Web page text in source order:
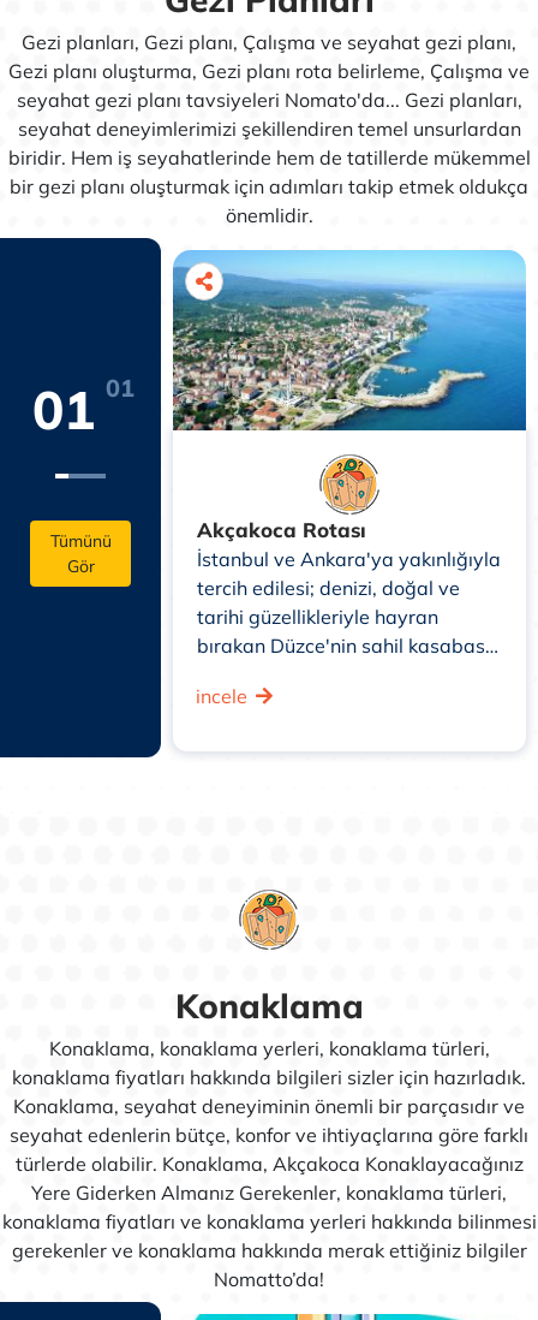
Gezi planları, Gezi planı, Çalışma ve seyahat gezi planı,
Gezi planı oluşturma, Gezi planı rota belirleme, Çalışma ve
seyahat gezi planı tavsiyeleri Nomato'da... Gezi planları,
seyahat deneyimlerimizi şekillendiren temel unsurlardan
biridir. Hem iş seyahatlerinde hem de tatillerde mükemmel
bir gezi planı oluşturmak için adımları takip etmek oldukça
önemlidir.
01 01
Tümünü
Gör
Akçakoca Rotası
İstanbul ve Ankara'ya yakınlığıyla
tercih edilesi; denizi, doğal ve
tarihi güzellikleriyle hayran
bırakan Düzce'nin sahil kasabası
mutlaka ayırmalısınız.
incele
Konaklama
Konaklama, konaklama yerleri, konaklama türleri,
konaklama fiyatları hakkında bilgileri sizler için hazırladık.
Konaklama, seyahat deneyiminin önemli bir parçasıdır ve
seyahat edenlerin bütçe, konfor ve ihtiyaçlarına göre farklı
türlerde olabilir. Konaklama, Akçakoca Konaklayacağınız
Yere Giderken Almanız Gerekenler, konaklama türleri,
konaklama fiyatları ve konaklama yerleri hakkında bilinmesi
gerekenler ve konaklama hakkında merak ettiğiniz bilgiler
Nomatto’da!